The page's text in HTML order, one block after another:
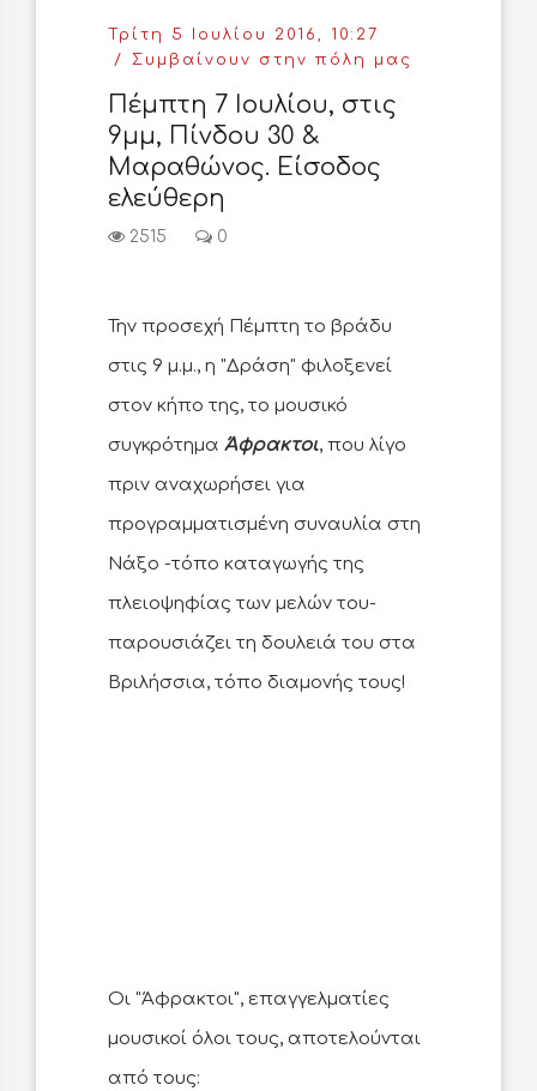
Τρίτη 5 Ιουλίου 2016, 10:27
Συμβαίνουν στην πόλη μας
Πέμπτη 7 Ιουλίου, στις
9μμ, Πίνδου 30 &
Μαραθώνος. Είσοδος
ελεύθερη
2515 0
Την προσεχή Πέμπτη το βράδυ
στις 9 μ.μ., η "Δράση" φιλοξενεί
στον κήπο της, το μουσικό
συγκρότημα Άφρακτοι, που λίγο
πριν αναχωρήσει για
προγραμματισμένη συναυλία στη
Νάξο -τόπο καταγωγής της
πλειοψηφίας των μελών του-
παρουσιάζει τη δουλειά του στα
Βριλήσσια, τόπο διαμονής τους!
Οι "Άφρακτοι", επαγγελματίες
μουσικοί όλοι τους, αποτελούνται
από τους: